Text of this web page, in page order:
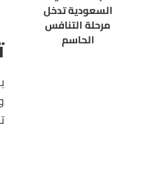
السعودية تدخل
مرحلة التنافس
الحاسم